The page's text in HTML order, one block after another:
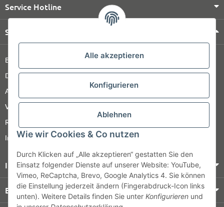
Alle akzeptieren
Konfigurieren
Ablehnen
Wie wir Cookies & Co nutzen
Durch Klicken auf „Alle akzeptieren“ gestatten Sie den
Einsatz folgender Dienste auf unserer Website: YouTube,
Vimeo, ReCaptcha, Brevo, Google Analytics 4. Sie können
die Einstellung jederzeit ändern (Fingerabdruck-Icon links
unten). Weitere Details finden Sie unter Konfigurieren und
Service Hotline
Shop Service
Barrierefreiheitserklärung
Datenschutz
AGB
Versandinformationen
Retour
Impressum
Informationen
Bezahlung & Versand